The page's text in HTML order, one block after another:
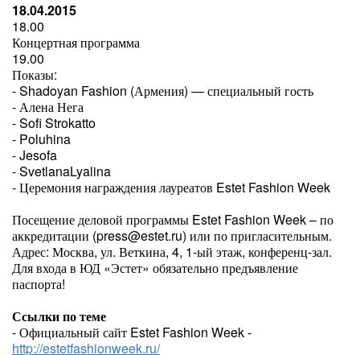
18.04.2015
18.00
Концертная программа
19.00
Показы:
- Shadoyan Fashion (Армения) — специальный гость
- Алена Нега
- Sofi Strokatto
- Poluhina
- Jesofa
- SvetlanaLyalina
- Церемония награждения лауреатов Estet Fashion Week
Посещение деловой программы Estet Fashion Week – по
аккредитации (press@estet.ru) или по пригласительным.
Адрес: Москва, ул. Веткина, 4, 1-ый этаж, конференц-зал.
Для входа в ЮД «Эстет» обязательно предъявление
паспорта!
Ссылки по теме
- Официальный сайт Estet Fashion Week -
http://estetfashionweek.ru/